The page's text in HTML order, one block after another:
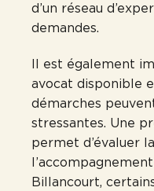
d’un réseau
demandes.
Il est également
avocat disponible
démarches
stressantes. Une
permet d’évaluer
Billancourt,